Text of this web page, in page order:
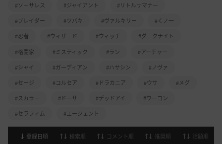
#ソーサレス
#ジャイアント
#リトルサマナー
#ブレイダー
#ツバキ #ヴァルキリー
#くノ一
#忍者
#ウィザード #ウィッチ
#ダークナイト
#格闘家
#ミスティック #ラン
#アーチャー
#シャイ
#ガーディアン #ハサシン
#ノヴァ
#セージ
#コルセア #ドラカニア #ウサ
#メグ
#スカラー
#ドーサ #デッドアイ
#ウーコン
#セラフィム
#エージェント
登録日順 検索順 コメント順 推奨順 話題順